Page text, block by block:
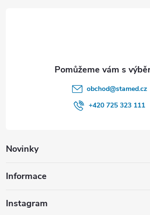
Novinky
Informace
Instagram
obchod@stamed.cz
+420 725 323 111